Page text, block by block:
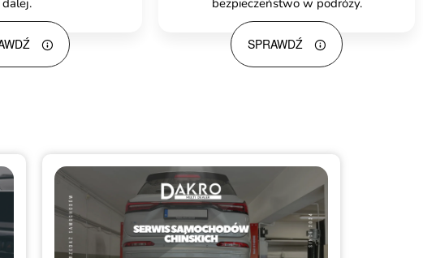
dalej.
bezpieczeństwo w podróży.
SPRAWDŹ